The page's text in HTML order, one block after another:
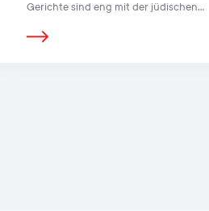
Gerichte sind eng mit der jüdischen
nicht möglich, ihren tatsächlichen